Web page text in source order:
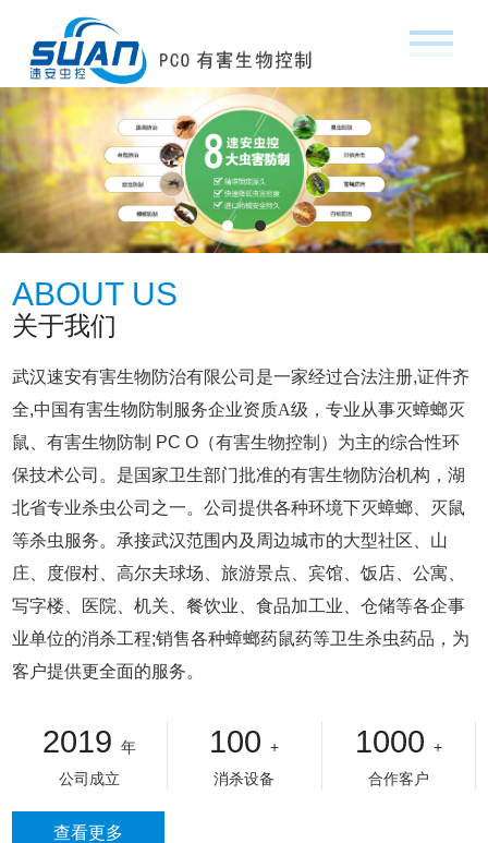
ABOUT US
关于我们
武汉速安有害生物防治有限公司是一家经过合法注册,证件齐
全,中国有害生物防制服务企业资质A级，专业从事灭蟑螂灭
鼠、有害生物防制 PC O（有害生物控制）为主的综合性环
保技术公司。是国家卫生部门批准的有害生物防治机构，湖
北省专业杀虫公司之一。公司提供各种环境下灭蟑螂、灭鼠
等杀虫服务。承接武汉范围内及周边城市的大型社区、山
庄、度假村、高尔夫球场、旅游景点、宾馆、饭店、公寓、
写字楼、医院、机关、餐饮业、食品加工业、仓储等各企事
业单位的消杀工程;销售各种蟑螂药鼠药等卫生杀虫药品，为
客户提供更全面的服务。
2019 年
公司成立
100 +
消杀设备
1000 +
合作客户
查看更多